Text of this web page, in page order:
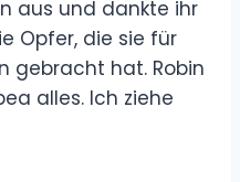
aus und dankte ihr
Opfer, die sie für
gebracht hat. Robin
alles. Ich ziehe